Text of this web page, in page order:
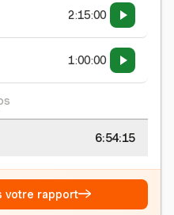
2:15:00
1:00:00
6:54:15
votre rapport→